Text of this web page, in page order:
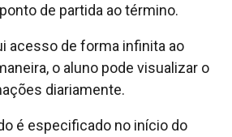
de partida ao término.
acesso de forma infinita ao
o aluno pode visualizar o
diariamente.
é especificado no início do